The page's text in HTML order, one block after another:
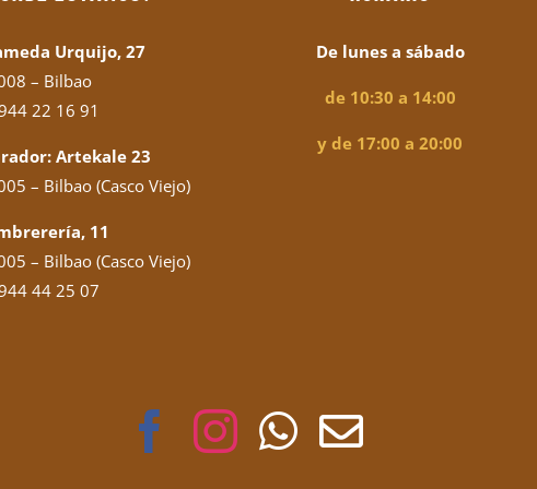
Urquijo, 27
– Bilbao
22 16 91
Artekale 23
– Bilbao (Casco Viejo)
11
– Bilbao (Casco Viejo)
44 25 07
De lunes a sábado
de 10:30 a 14:00
y de 17:00 a 20:00